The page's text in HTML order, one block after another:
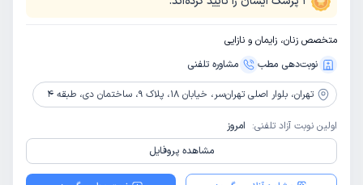
متخصص زنان، زایمان و نازایی
نوبت‌دهی مطب
مشاوره‌ تلفنی
تهران، بلوار اصلی تهران‌سر، خیابان 18، پلاک 9، ساختمان دی، طبقه 4
اولین نوبت آزاد تلفنی: امروز
مشاهده پروفایل